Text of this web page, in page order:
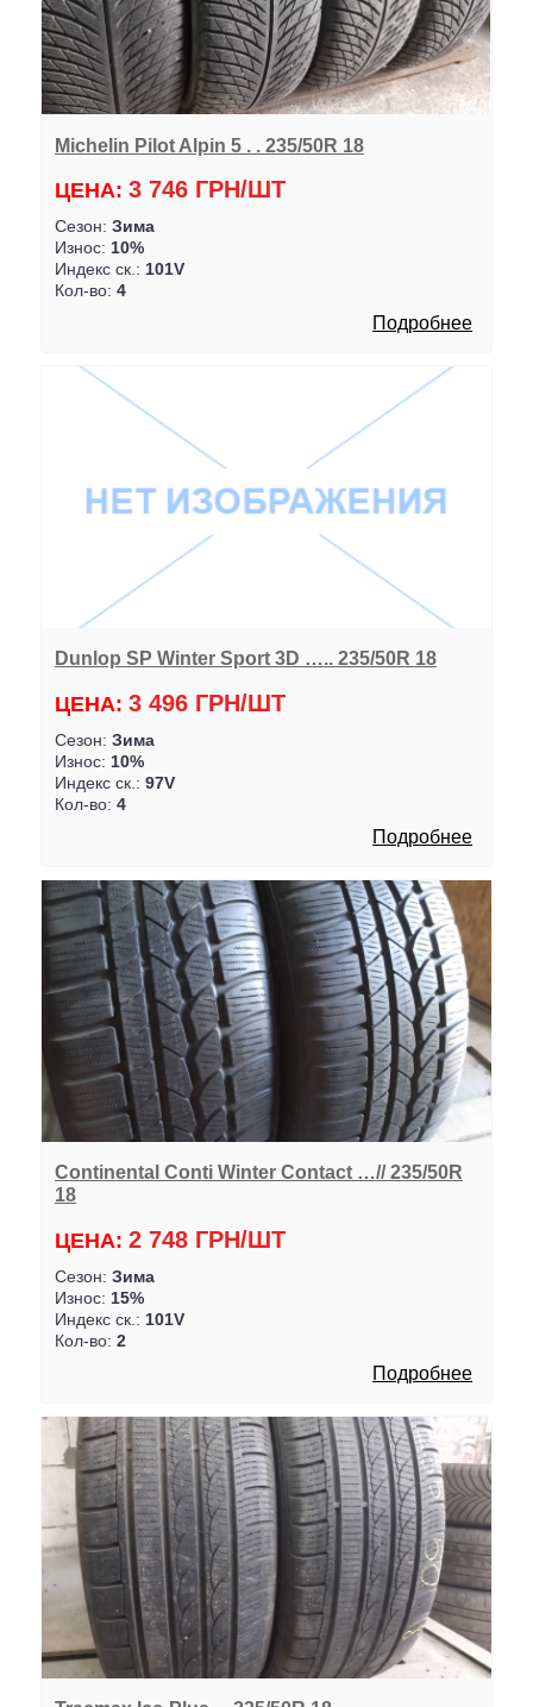
Michelin Pilot Alpin 5 . . 235/50R 18
ЦЕНА: 3 746 ГРН/ШТ
Сезон: Зима
Износ: 10%
Индекс ск.: 101V
Кол-во: 4
Подробнее
Dunlop SP Winter Sport 3D ….. 235/50R 18
ЦЕНА: 3 496 ГРН/ШТ
Сезон: Зима
Износ: 10%
Индекс ск.: 97V
Кол-во: 4
Подробнее
Continental Conti Winter Contact …// 235/50R
18
ЦЕНА: 2 748 ГРН/ШТ
Сезон: Зима
Износ: 15%
Индекс ск.: 101V
Кол-во: 2
Подробнее